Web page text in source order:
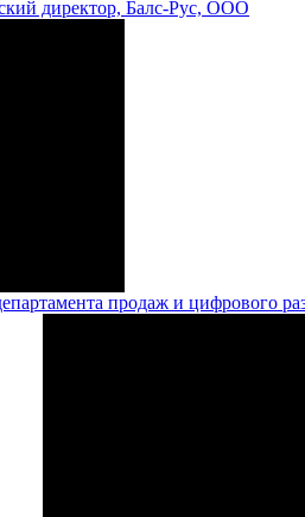
директор, Балс-Рус, ООО
продаж и цифрового